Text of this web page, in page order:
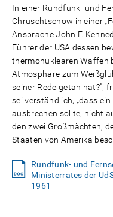
In einer Rundfunk- und
Chruschtschow in einer
Ansprache John F.
Führer der USA dessen
thermonuklearen Waffen
Atmosphäre zum
seiner Rede getan hat?",
sei verständlich, „dass
ausbrechen sollte, nicht
den zwei Großmächten,
Staaten von Amerika
Rundfunk- und
Ministerrates der
1961